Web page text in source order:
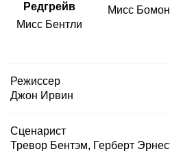
Редгрейв
Мисс Бентли
Мисс
Режиссер
Джон Ирвин
Сценарист
Тревор Бентэм, Герберт